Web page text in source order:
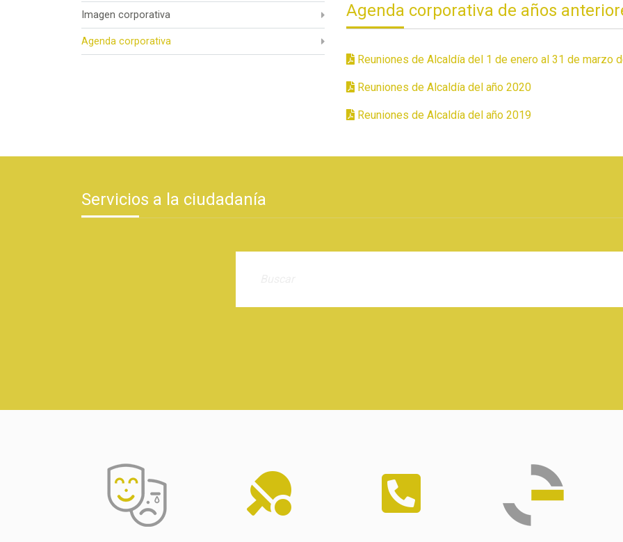
Imagen corporativa
Agenda corporativa
Agenda corporativa de años
Reuniones de Alcaldía del 1 de enero al 31 de marzo
Reuniones de Alcaldía del año 2020
Reuniones de Alcaldía del año 2019
Servicios a la ciudadanía